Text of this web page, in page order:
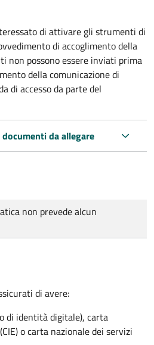
di attivare gli strumenti di
di accoglimento della
non possono essere inviati prima
della comunicazione di
di accesso da parte del
da allegare
non prevede alcun
di avere:
di identità digitale), carta
o carta nazionale dei servizi